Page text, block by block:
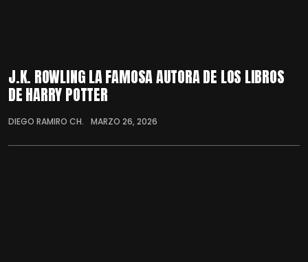
J.K. ROWLING LA FAMOSA AUTORA DE LOS LIBROS
DE HARRY POTTER
DIEGO RAMIRO CH. MARZO 26, 2026